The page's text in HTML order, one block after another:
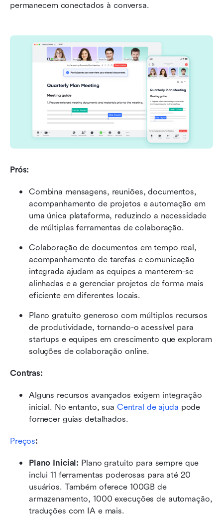
permanecem conectados à conversa.
Prós:
Combina mensagens, reuniões, documentos,
acompanhamento de projetos e automação em
uma única plataforma, reduzindo a necessidade
de múltiplas ferramentas de colaboração.
Colaboração de documentos em tempo real,
acompanhamento de tarefas e comunicação
integrada ajudam as equipes a manterem-se
alinhadas e a gerenciar projetos de forma mais
eficiente em diferentes locais.
Plano gratuito generoso com múltiplos recursos
de produtividade, tornando-o acessível para
startups e equipes em crescimento que exploram
soluções de colaboração online.
Contras:
Alguns recursos avançados exigem integração
inicial. No entanto, sua Central de ajuda pode
fornecer guias detalhados.
Preços:
Plano Inicial: Plano gratuito para sempre que
inclui 11 ferramentas poderosas para até 20
usuários. Também oferece 100GB de
armazenamento, 1000 execuções de automação,
traduções com IA e mais.